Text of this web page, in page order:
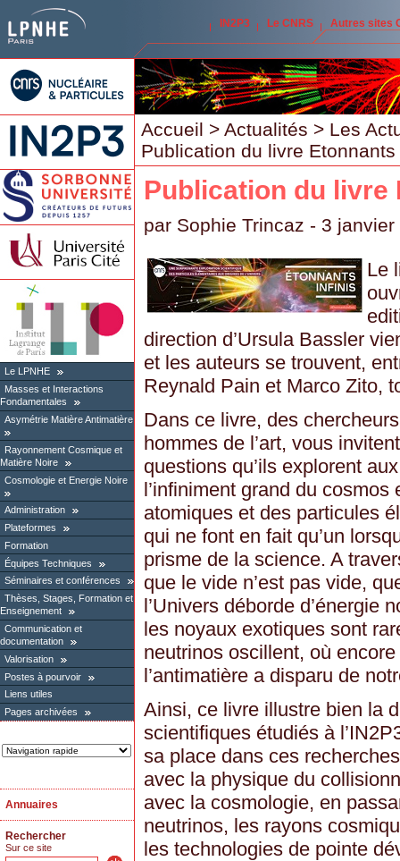
IN2P3 Le CNRS Autres sites
Le LPNHE
Masses et Interactions
Fondamentales
Asymétrie Matière Antimatière
Rayonnement Cosmique et
Matière Noire
Cosmologie et Energie Noire
Administration
Plateformes
Formation
Équipes Techniques
Séminaires et conférences
Thèses, Stages, Formation et
Enseignement
Communication et
documentation
Valorisation
Postes à pourvoir
Liens utiles
Pages archivées
Annuaires
Rechercher
Sur ce site
Accueil > Actualités > Les
Publication du livre
Publication du livre
par Sophie Trincaz - 3 janvier
Le
direction d’Ursula Bassler
et les auteurs se trouvent,
Reynald Pain et Marco Zito,
Dans ce livre, des
hommes de l’art, vous
questions qu’ils explorent
l’infiniment grand du cosmos
atomiques et des particules
qui ne font en fait qu’un
prisme de la science. A
que le vide n’est pas vide,
l’Univers déborde d’énergie
les noyaux exotiques sont
neutrinos oscillent, où
l’antimatière a disparu de
Ainsi, ce livre illustre bien la
scientifiques étudiés à
sa place dans ces
avec la physique du
avec la cosmologie, en
neutrinos, les rayons
les technologies de pointe